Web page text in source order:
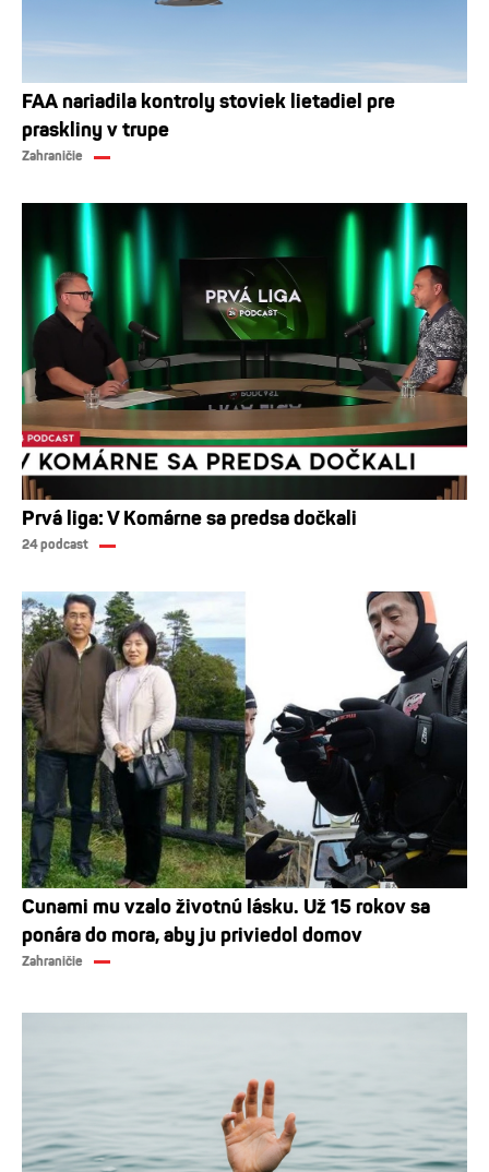
FAA nariadila kontroly stoviek lietadiel pre
praskliny v trupe
Zahraničie
Prvá liga: V Komárne sa predsa dočkali
24 podcast
Cunami mu vzalo životnú lásku. Už 15 rokov sa
ponára do mora, aby ju priviedol domov
Zahraničie